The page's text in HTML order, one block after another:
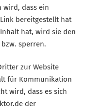
wird, dass ein
bereitgestellt hat
hat, wird sie den
sperren.
zur Website
für Kommunikation
wird, dass es sich
der